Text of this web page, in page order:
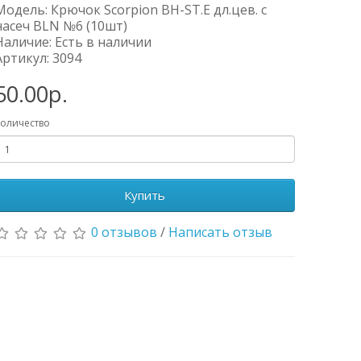
Крючок Scorpion BH-ST.E дл.цев. с
BLN №6 (10шт)
Есть в наличии
3094
Купить
0 отзывов / Написать отзыв